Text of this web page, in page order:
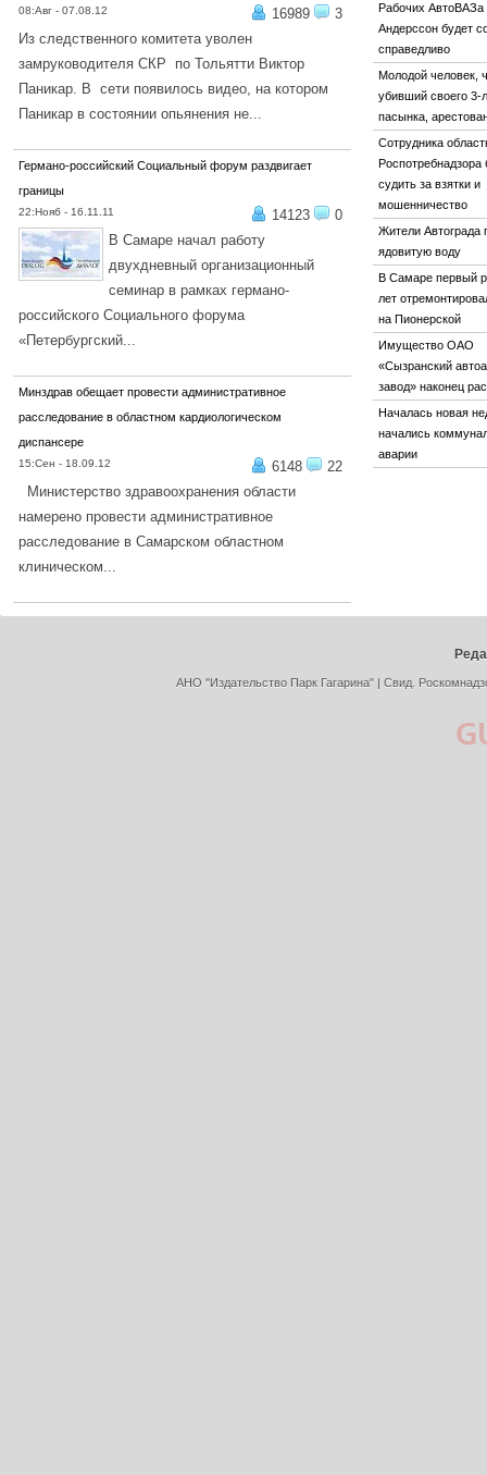
08:Авг - 07.08.12 16989
3
Из следственного комитета уволен
замруководителя СКР по Тольятти Виктор
Паникар. В сети появилось видео, на котором
Паникар в состоянии опьянения не...
Германо-российский Социальный форум раздвигает
границы
22:Нояб - 16.11.11 14123
0
В Самаре начал работу
двухдневный организационный
семинар в рамках германо-
российского Социального форума
«Петербургский...
Минздрав обещает провести административное
расследование в областном кардиологическом
диспансере
15:Сен - 18.09.12 6148
22
Министерство здравоохранения области
намерено провести административное
расследование в Самарском областном
клиническом...
Рабочих АвтоВАЗа
Андерссон будет
справедливо
Молодой человек,
убивший своего 3-
пасынка,
Сотрудника
Роспотребнадзора
судить за взятки и
мошенничество
Жители Автограда
ядовитую воду
В Самаре первый
лет
на Пионерской
Имущество ОАО
«Сызранский
завод» наконец
Началась новая
начались
аварии
АНО "Издательство Парк Гагарина" | Свид.